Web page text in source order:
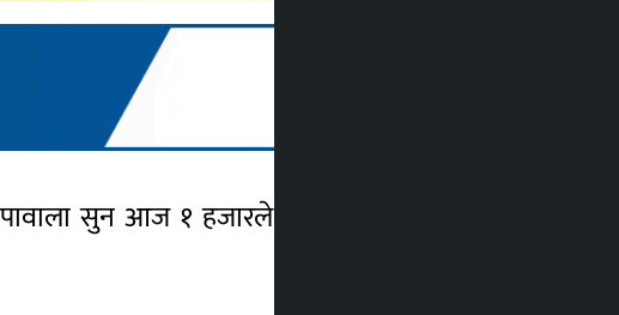
सुन आज १ हजारले बढेर ९४ हजारमा कारोबार